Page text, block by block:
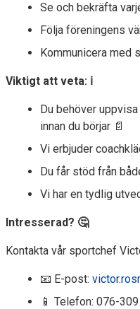
Se och bekräfta
Följa föreningens
Kommunicera med
Viktigt att veta: ℹ️
Du behöver
innan du börjar 📄
Vi erbjuder
Du får stöd från
Vi har en tydlig
Intresserad? 🤔
Kontakta vår sportchef
📧 E-post:
📱 Telefon: 076-